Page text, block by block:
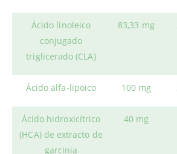
Ácido linoleico
conjugado
triglicerado (CLA)
83,33 mg
Ácido alfa-lipoico 100 mg
Ácido hidroxicítrico
(HCA) de extracto de
garcinia
40 mg